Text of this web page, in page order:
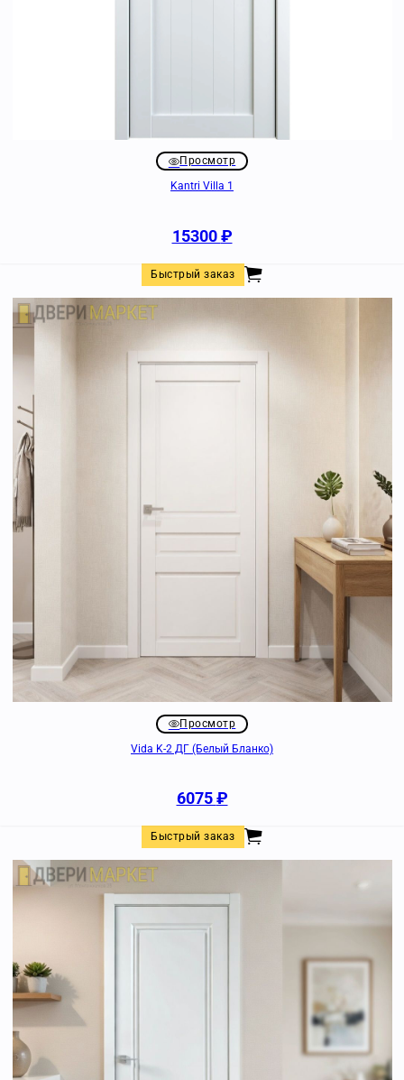
Просмотр
Kantri Villa 1
15300₽
Быстрый заказ
Просмотр
Vida K-2 ДГ (Белый Бланко)
6075₽
Быстрый заказ